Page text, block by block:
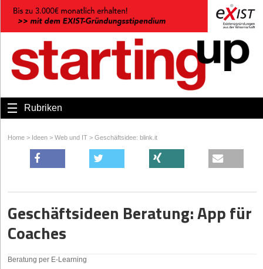
Rubriken
Home > Ideen > Web und IT > Geschäftsidee: blink.it
Geschäftsideen Beratung: App für
Coaches
Beratung per E-Learning